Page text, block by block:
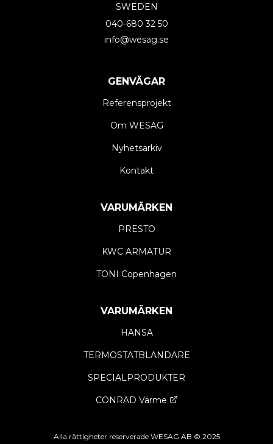
SWEDEN
040-680 32 50
info@wesag.se
GENVÄGAR
Referensprojekt
Om WESAG
Nyhetsarkiv
Kontakt
VARUMÄRKEN
PRESTO
KWC ARMATUR
TONI Copenhagen
VARUMÄRKEN
HANSA
TERMOSTATBLANDARE
SPECIALPRODUKTER
CONRAD Värme
Alla rättigheter reserverade WESAG AB © 2025